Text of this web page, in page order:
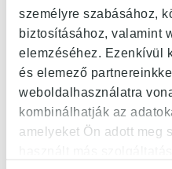
személyre szabásához,
biztosításához, valamint
elemzéséhez. Ezenkívül
és elemező
weboldalhasználatra
kombinálhatják az
amelyeket Ön adott meg